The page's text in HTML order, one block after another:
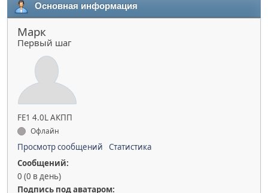
Основная информация
Марк
Первый шаг
FE1 4.0L АКПП
Офлайн
Просмотр сообщений
Статистика
Сообщений:
0 (0 в день)
Подпись под аватаром: